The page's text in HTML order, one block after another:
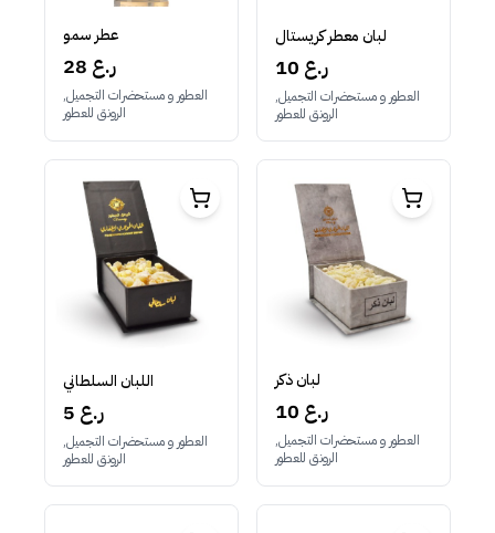
عطر سمو
28 ر.ع
العطور و مستحضرات التجميل,
الرونق للعطور
لبان معطر كريستال
10 ر.ع
العطور و مستحضرات التجميل,
الرونق للعطور
اللبان السلطاني
5 ر.ع
العطور و مستحضرات التجميل,
الرونق للعطور
لبان ذكر
10 ر.ع
العطور و مستحضرات التجميل,
الرونق للعطور